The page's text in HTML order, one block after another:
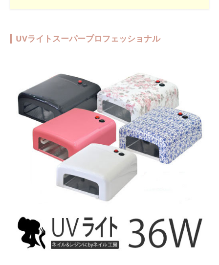
UVライトスーパープロフェッショナル